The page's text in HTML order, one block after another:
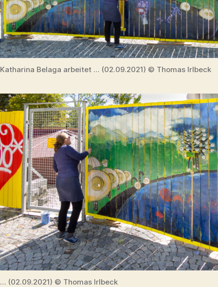
Katharina Belaga arbeitet … (02.09.2021) © Thomas Irlbeck
… (02.09.2021) © Thomas Irlbeck